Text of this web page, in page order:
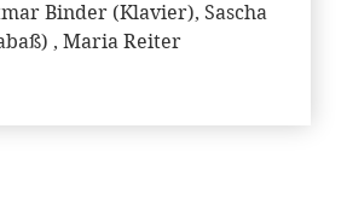
Binder (Klavier), Sascha
, Maria Reiter